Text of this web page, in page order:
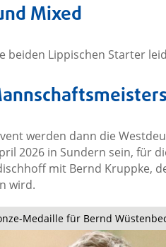
Mixed
beiden Lippischen Starter
werden dann die
2026 in Sundern sein, für
mit Bernd Kruppke,
wird.
Medaille für Bernd